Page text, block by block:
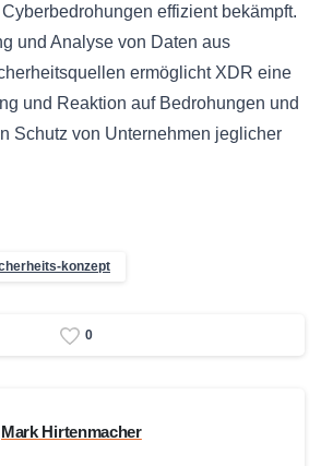
effizient bekämpft.
und Analyse von Daten aus
ermöglicht XDR eine
und Reaktion auf Bedrohungen und
Schutz von Unternehmen jeglicher
konzept
0
Mark Hirtenmacher